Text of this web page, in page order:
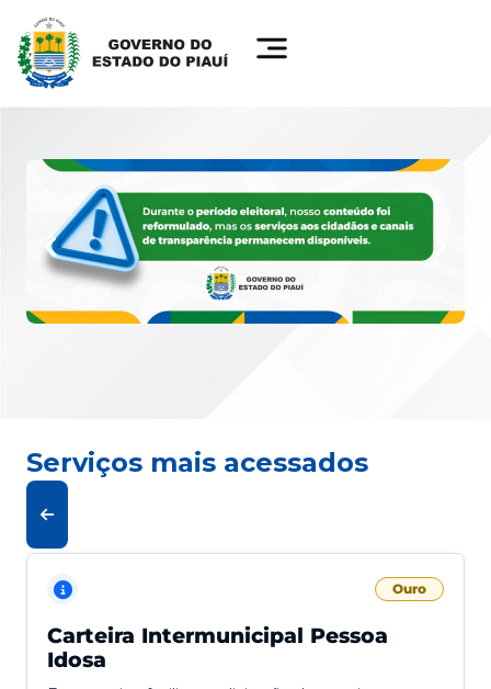
Serviços mais acessados
Ouro
Carteira Intermunicipal Pessoa
Idosa